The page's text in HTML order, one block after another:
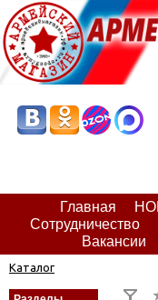
Главная
Сотрудничество
Вакансии
Каталог